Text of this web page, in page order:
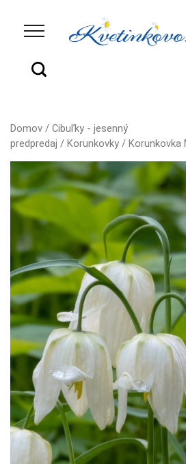
Domov / Cibuľky - jesenný
predpredaj / Korunkovky / Korunkovka